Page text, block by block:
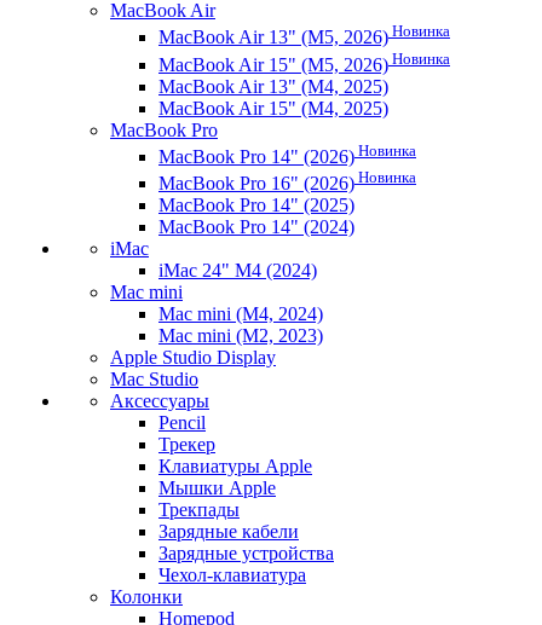
MacBook Air
MacBook Air 13" (M5, 2026) Новинка
MacBook Air 15" (M5, 2026) Новинка
MacBook Air 13" (M4, 2025)
MacBook Air 15" (M4, 2025)
MacBook Pro
MacBook Pro 14" (2026) Новинка
MacBook Pro 16" (2026) Новинка
MacBook Pro 14" (2025)
MacBook Pro 14" (2024)
iMac
iMac 24" M4 (2024)
Mac mini
Mac mini (M4, 2024)
Mac mini (M2, 2023)
Apple Studio Display
Mac Studio
Аксессуары
Pencil
Трекер
Клавиатуры Apple
Мышки Apple
Трекпады
Зарядные кабели
Зарядные устройства
Чехол-клавиатура
Колонки
Homepod